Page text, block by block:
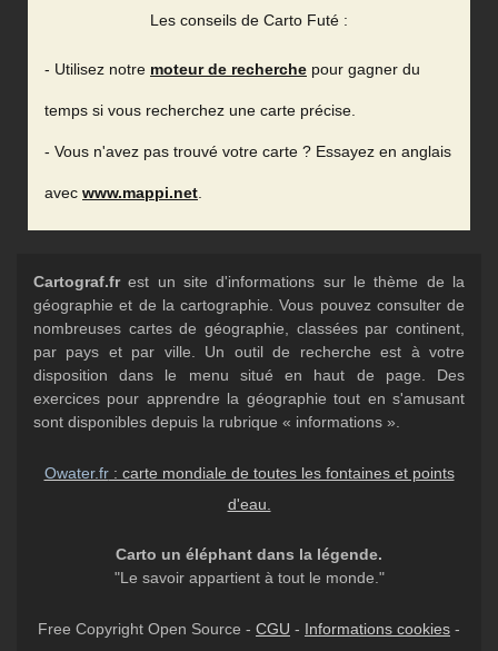
Les conseils de Carto Futé :
- Utilisez notre moteur de recherche pour gagner du
temps si vous recherchez une carte précise.
- Vous n'avez pas trouvé votre carte ? Essayez en anglais
avec www.mappi.net
Cartograf.frest un site d'informations sur le thème de la
géographie et de la cartographie. Vous pouvez consulter de
nombreuses cartes de géographie, classées par continent,
par pays et par ville. Un outil de recherche est à votre
disposition dans le menu situé en haut de page. Des
exercices pour apprendre la géographie tout en s'amusant
sont disponibles depuis la rubrique « informations ».
Owater.fr: carte mondiale de toutes les fontaines et points
d'eau.
Carto un éléphant dans la légende.
"Le savoir appartient à tout le monde."
Free Copyright Open Source - CGU - Informations cookies -